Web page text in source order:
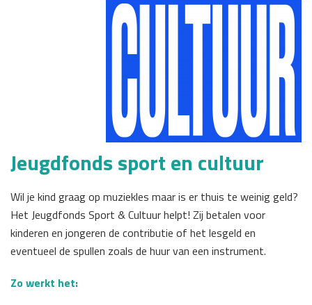
Jeugdfonds sport en cultuur
Wil je kind graag op muziekles maar is er thuis te weinig geld?
Het Jeugdfonds Sport & Cultuur helpt! Zij betalen voor
kinderen en jongeren de contributie of het lesgeld en
eventueel de spullen zoals de huur van een instrument.
Zo werkt het: